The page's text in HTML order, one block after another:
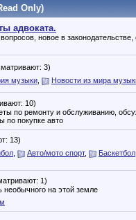
Only)
адвоката.
новое в законодательстве,
3)
музыки Новости из мира
10)
по ремонту и обслуживанию,
по покупке авто
13)
Авто/мото спорт, Баскетбол
1)
на этой земле